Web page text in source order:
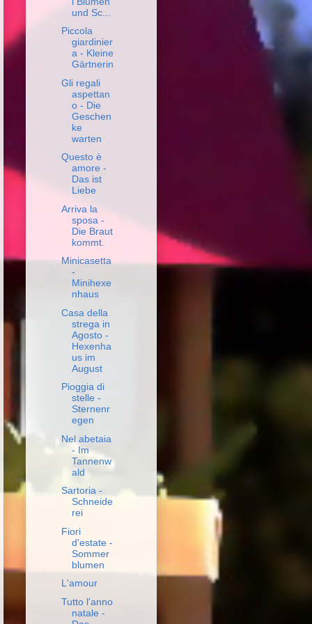
und Sc...
Piccola
giardinier
a - Kleine
Gärtnerin
Gli regali
aspettan
o - Die
Geschen
ke
warten
Questo è
amore -
Das ist
Liebe
Arriva la
sposa -
Die Braut
kommt.
Minicasetta
-
Minihexe
nhaus
Casa della
strega in
Agosto -
Hexenha
us im
August
Pioggia di
stelle -
Sternenr
egen
Nel abetaia
- Im
Tannenw
ald
Sartoria -
Schneide
rei
Fiori
d'estate -
Sommer
blumen
L'amour
Tutto l'anno
natale -